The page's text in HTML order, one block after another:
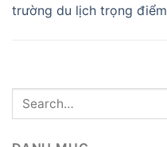
trường du lịch trọng điểm